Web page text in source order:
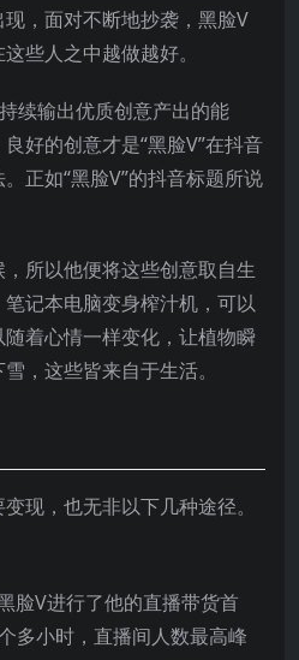
，面对不断地抄袭，黑脸V
些人之中越做越好。
续输出优质创意产出的能
好的创意才是“黑脸V”在抖音
正如“黑脸V”的抖音标题所说
所以他便将这些创意取自生
记本电脑变身榨汁机，可以
着心情一样变化，让植物瞬
，这些皆来自于生活。
现，也无非以下几种途径。
脸V进行了他的直播带货首
多小时，直播间人数最高峰